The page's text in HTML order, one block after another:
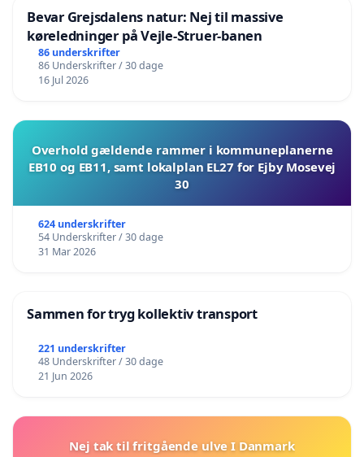
Bevar Grejsdalens natur: Nej til massive
køreledninger på Vejle-Struer-banen
86 underskrifter
86 Underskrifter / 30 dage
16 Jul 2026
Overhold gældende rammer i kommuneplanerne
EB10 og EB11, samt lokalplan EL27 for Ejby Mosevej
30
624 underskrifter
54 Underskrifter / 30 dage
31 Mar 2026
Sammen for tryg kollektiv transport
221 underskrifter
48 Underskrifter / 30 dage
21 Jun 2026
Nej tak til fritgående ulve I Danmark